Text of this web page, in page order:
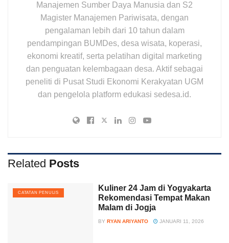
Manajemen Sumber Daya Manusia dan S2
Magister Manajemen Pariwisata, dengan
pengalaman lebih dari 10 tahun dalam
pendampingan BUMDes, desa wisata, koperasi,
ekonomi kreatif, serta pelatihan digital marketing
dan penguatan kelembagaan desa. Aktif sebagai
peneliti di Pusat Studi Ekonomi Kerakyatan UGM
dan pengelola platform edukasi sedesa.id.
Related Posts
CATATAN PENULIS
Kuliner 24 Jam di Yogyakarta
Rekomendasi Tempat Makan
Malam di Jogja
BY RYAN ARIYANTO JANUARI 11, 2026